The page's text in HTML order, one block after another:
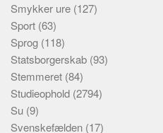
Smykker ure (127)
Sport (63)
Sprog (118)
Statsborgerskab (93)
Stemmeret (84)
Studieophold (2794)
Su (9)
Svenskefælden (17)